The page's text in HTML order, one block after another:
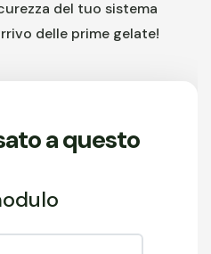
del tuo sistema
delle prime gelate!
a questo